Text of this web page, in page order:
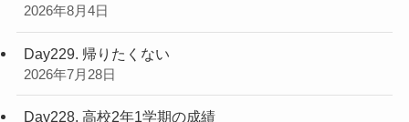
2026年8月4日
Day229. 帰りたくない
2026年7月28日
Day228. 高校2年1学期の成績